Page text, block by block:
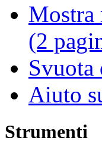
Mostra
(2
Aiuto
Strumenti